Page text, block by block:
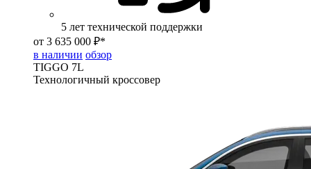
5 лет технической поддержки
от 3 635 000 ₽*
в наличии обзор
TIGGO 7L
Технологичный кроссовер